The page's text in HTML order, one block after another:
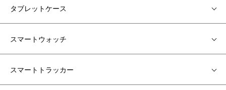
タブレットケース
スマートウォッチ
スマートトラッカー